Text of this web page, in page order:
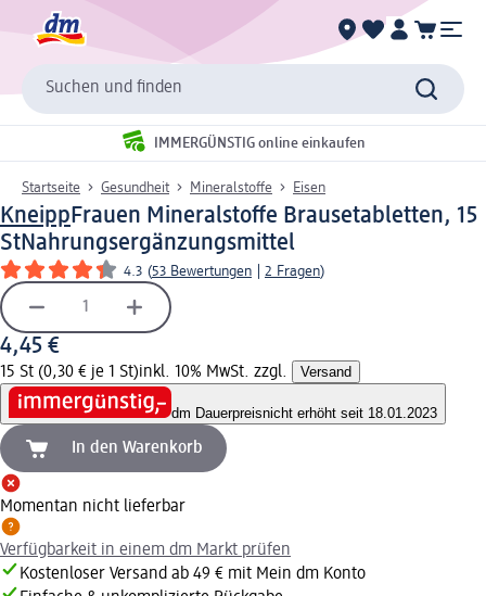
Suchen und finden
IMMERGÜNSTIG online einkaufen
Startseite Gesundheit Mineralstoffe Eisen
KneippFrauen Mineralstoffe Brausetabletten, 15
StNahrungsergänzungsmittel
4.3 (53 Bewertungen 2 Fragen)
4,45 €
15 St (0,30 € je 1 St)inkl. 10% MwSt. zzgl. Versand
dm Dauerpreisnicht erhöht seit 18.01.2023
In den Warenkorb
Momentan nicht lieferbar
Verfügbarkeit in einem dm Markt prüfen
Kostenloser Versand ab 49 € mit Mein dm Konto